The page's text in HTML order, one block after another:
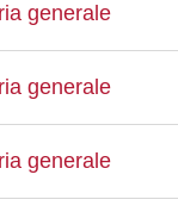
generale
generale
generale